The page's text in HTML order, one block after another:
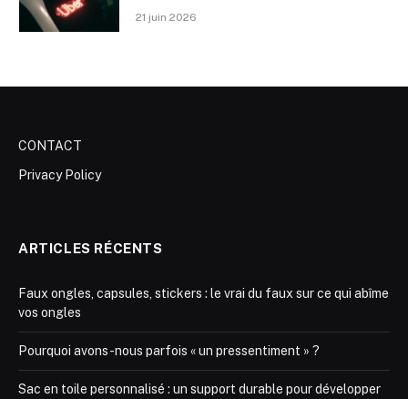
21 juin 2026
CONTACT
Privacy Policy
ARTICLES RÉCENTS
Faux ongles, capsules, stickers : le vrai du faux sur ce qui abîme
vos ongles
Pourquoi avons-nous parfois « un pressentiment » ?
Sac en toile personnalisé : un support durable pour développer